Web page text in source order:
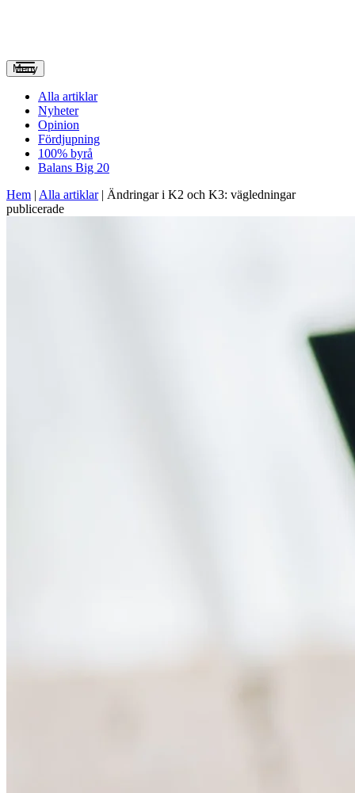
Meny
Alla artiklar
Nyheter
Opinion
Fördjupning
100% byrå
Balans Big 20
Hem | Alla artiklar| Ändringar i K2 och K3: vägledningar
publicerade